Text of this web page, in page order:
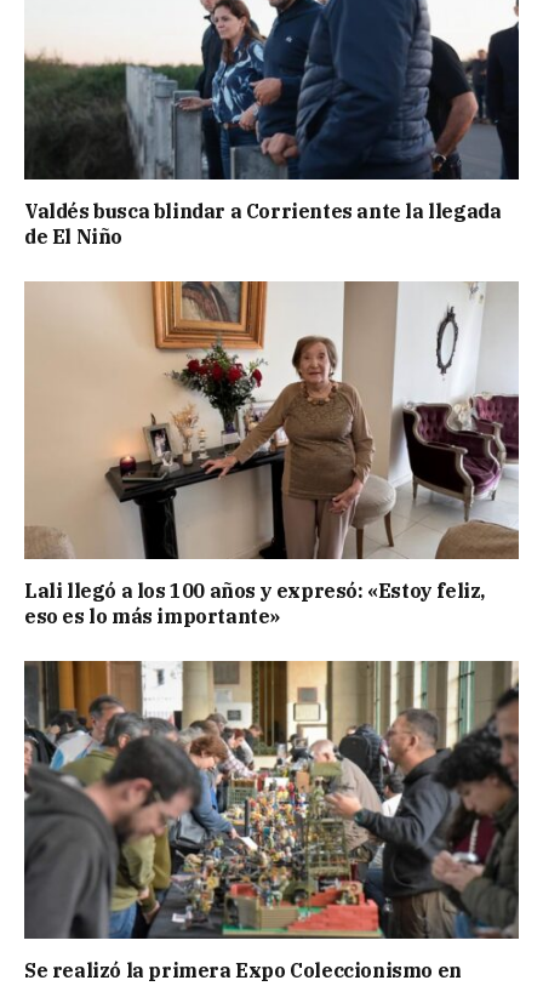
Valdés busca blindar a Corrientes ante la llegada
de El Niño
Lali llegó a los 100 años y expresó: «Estoy feliz,
eso es lo más importante»
Se realizó la primera Expo Coleccionismo en